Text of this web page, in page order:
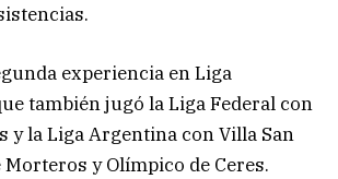
experiencia en Liga
también jugó la Liga Federal con
y la Liga Argentina con Villa San
y Olímpico de Ceres.